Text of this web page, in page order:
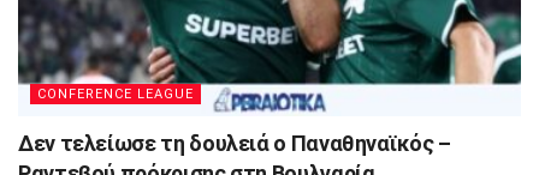
CONFERENCE LEAGUE
Δεν τελείωσε τη δουλειά ο Παναθηναϊκός –